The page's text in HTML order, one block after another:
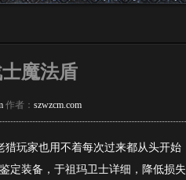
魔法盾
作者： szwzcm.com
玩家也用不着每次过来都从头开始
定装备，于祖玛卫士详细，降低损失